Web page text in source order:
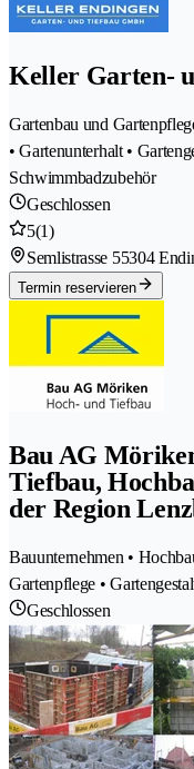
Keller Garten-
Gartenbau und
• Gartenunterhalt •
Schwimmbadzubehör
Geschlossen
5(1)
Semlistrasse 55304
Termin reservieren
Bau AG
Tiefbau,
der Region
Bauunternehmen •
Gartenpflege •
Geschlossen